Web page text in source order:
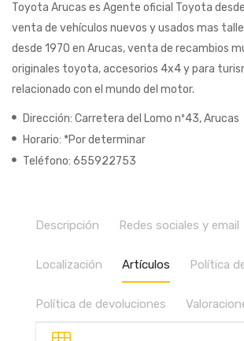
Toyota Arucas es Agente oficial Toyota
venta de vehículos nuevos y usados mas
desde 1970 en Arucas, venta de recambios
originales toyota, accesorios 4x4 y para
relacionado con el mundo del motor.
Dirección: Carretera del Lomo nº43, Arucas
Horario: *Por determinar
Teléfono: 655922753
Descripción Redes sociales y email
Localización Artículos Política
Política de devoluciones